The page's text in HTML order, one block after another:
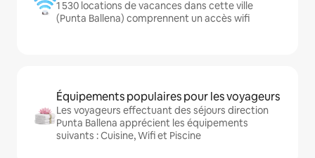
1 530 locations de vacances dans cette ville
(Punta Ballena) comprennent un accès wifi
Équipements populaires pour les voyageurs
Les voyageurs effectuant des séjours direction
Punta Ballena apprécient les équipements
suivants : Cuisine, Wifi et Piscine